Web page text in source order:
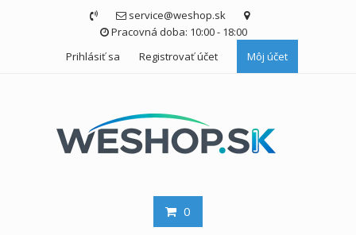
service@weshop.sk
Pracovná doba: 10:00 - 18:00
Prihlásiť sa
Registrovať účet Môj účet
0